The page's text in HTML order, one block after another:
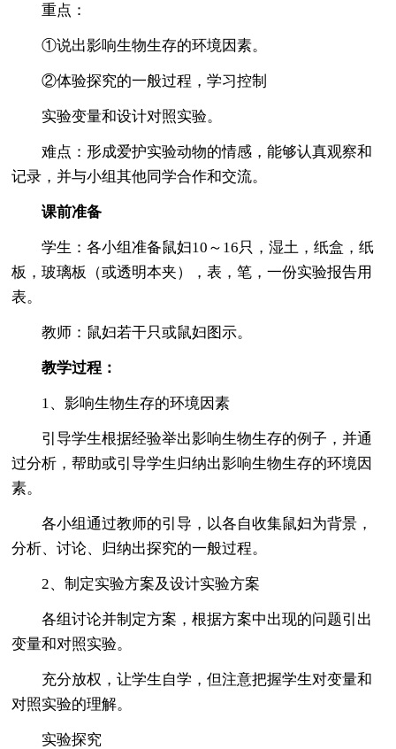
重点：
①说出影响生物生存的环境因素。
②体验探究的一般过程，学习控制
实验变量和设计对照实验。
难点：形成爱护实验动物的情感，能够认真观察和
记录，并与小组其他同学合作和交流。
课前准备
学生：各小组准备鼠妇10～16只，湿土，纸盒，纸
板，玻璃板（或透明本夹），表，笔，一份实验报告用
表。
教师：鼠妇若干只或鼠妇图示。
教学过程：
1、影响生物生存的环境因素
引导学生根据经验举出影响生物生存的例子，并通
过分析，帮助或引导学生归纳出影响生物生存的环境因
素。
各小组通过教师的引导，以各自收集鼠妇为背景，
分析、讨论、归纳出探究的一般过程。
2、制定实验方案及设计实验方案
各组讨论并制定方案，根据方案中出现的问题引出
变量和对照实验。
充分放权，让学生自学，但注意把握学生对变量和
对照实验的理解。
实验探究